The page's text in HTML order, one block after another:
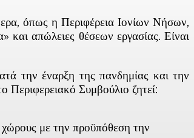
όπως η Περιφέρεια Ιονίων Νήσων,
και απώλειες θέσεων εργασίας. Είναι
την έναρξη της πανδημίας και την
Συμβούλιο ζητεί:
με την προϋπόθεση την